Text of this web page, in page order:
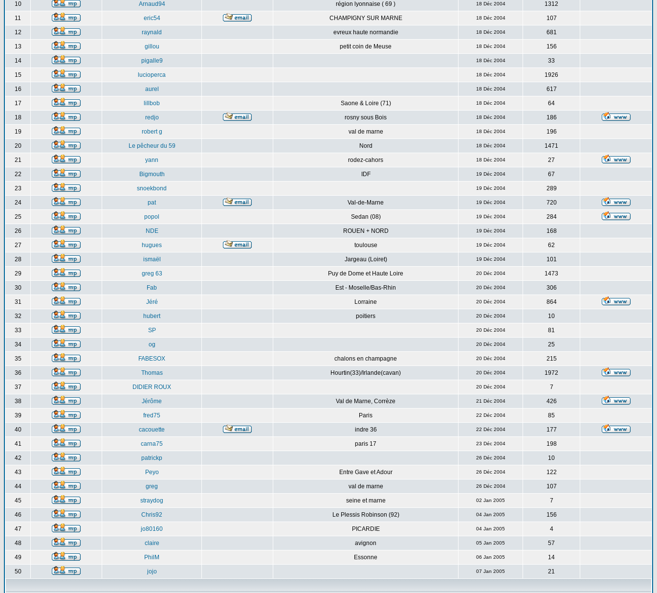
10 Arnaud94 région lyonnaise ( 69 ) 18 Déc 2004 1312
11 eric54 CHAMPIGNY SUR MARNE 18 Déc 2004 107
12 raynald evreux haute normandie 18 Déc 2004 681
13 gillou petit coin de Meuse 18 Déc 2004 156
14 pigalle9 18 Déc 2004 33
15 lucioperca 18 Déc 2004 1926
16 aurel 18 Déc 2004 617
17 lillbob Saone & Loire (71) 18 Déc 2004 64
18 redjo rosny sous Bois 18 Déc 2004 186
19 robert g val de marne 18 Déc 2004 196
20 Le pêcheur du 59 Nord 18 Déc 2004 1471
21 yann rodez-cahors 18 Déc 2004 27
22 Bigmouth IDF 19 Déc 2004 67
23 snoekbond 19 Déc 2004 289
24 pat Val-de-Marne 19 Déc 2004 720
25 popol Sedan (08) 19 Déc 2004 284
26 NDE ROUEN + NORD 19 Déc 2004 168
27 hugues toulouse 19 Déc 2004 62
28 ismaël Jargeau (Loiret) 19 Déc 2004 101
29 greg 63 Puy de Dome et Haute Loire 20 Déc 2004 1473
30 Fab Est - Moselle/Bas-Rhin 20 Déc 2004 306
31 Jéré Lorraine 20 Déc 2004 864
32 hubert poitiers 20 Déc 2004 10
33 SP 20 Déc 2004 81
34 og 20 Déc 2004 25
35 FABESOX chalons en champagne 20 Déc 2004 215
36 Thomas Hourtin(33)/Irlande(cavan) 20 Déc 2004 1972
37 DIDIER ROUX 20 Déc 2004 7
38 Jérôme Val de Marne, Corrèze 21 Déc 2004 426
39 fred75 Paris 22 Déc 2004 85
40 cacouette indre 36 22 Déc 2004 177
41 carna75 paris 17 23 Déc 2004 198
42 patrickp 26 Déc 2004 10
43 Peyo Entre Gave et Adour 26 Déc 2004 122
44 greg val de marne 26 Déc 2004 107
45 straydog seine et marne 02 Jan 2005 7
46 Chris92 Le Plessis Robinson (92) 04 Jan 2005 156
47 jo80160 PICARDIE 04 Jan 2005 4
48 claire avignon 05 Jan 2005 57
49 PhilM Essonne 06 Jan 2005 14
50 jojo 07 Jan 2005 21